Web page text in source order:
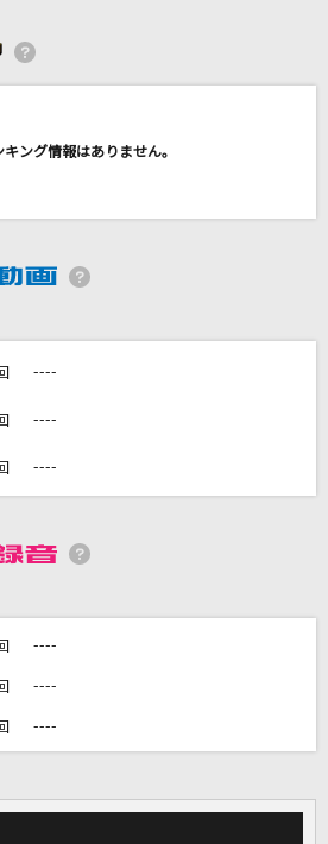
新曲・ランキングなど
ケ最新情報をチェック！
オケをもっと楽しもう！
達と一緒に！練習にも！
回 ----
回 ----
回 ----
回 ----
回 ----
回 ----